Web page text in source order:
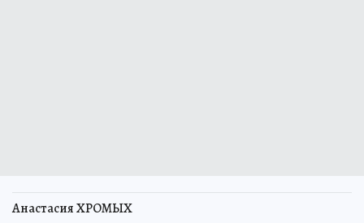
Анастасия ХРОМЫХ